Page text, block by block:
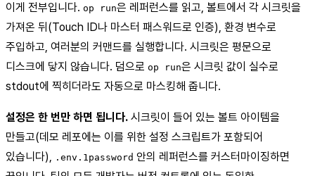
이게 전부입니다. op run은 레퍼런스를 읽고, 볼트에서 각 시크릿을
가져온 뒤(Touch ID나 마스터 패스워드로 인증), 환경 변수로
주입하고, 여러분의 커맨드를 실행합니다. 시크릿은 평문으로
디스크에 닿지 않습니다. 덤으로 op run은 시크릿 값이 실수로
stdout에 찍히더라도 자동으로 마스킹해 줍니다.
설정은 한 번만 하면 됩니다. 시크릿이 들어 있는 볼트 아이템을
만들고(데모 레포에는 이를 위한 설정 스크립트가 포함되어
있습니다), .env.1password 안의 레퍼런스를 커스터마이징하면